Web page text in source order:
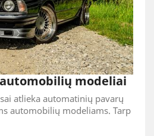
modeliai
atlieka automatinių pavarų
automobilių modeliams. Tarp